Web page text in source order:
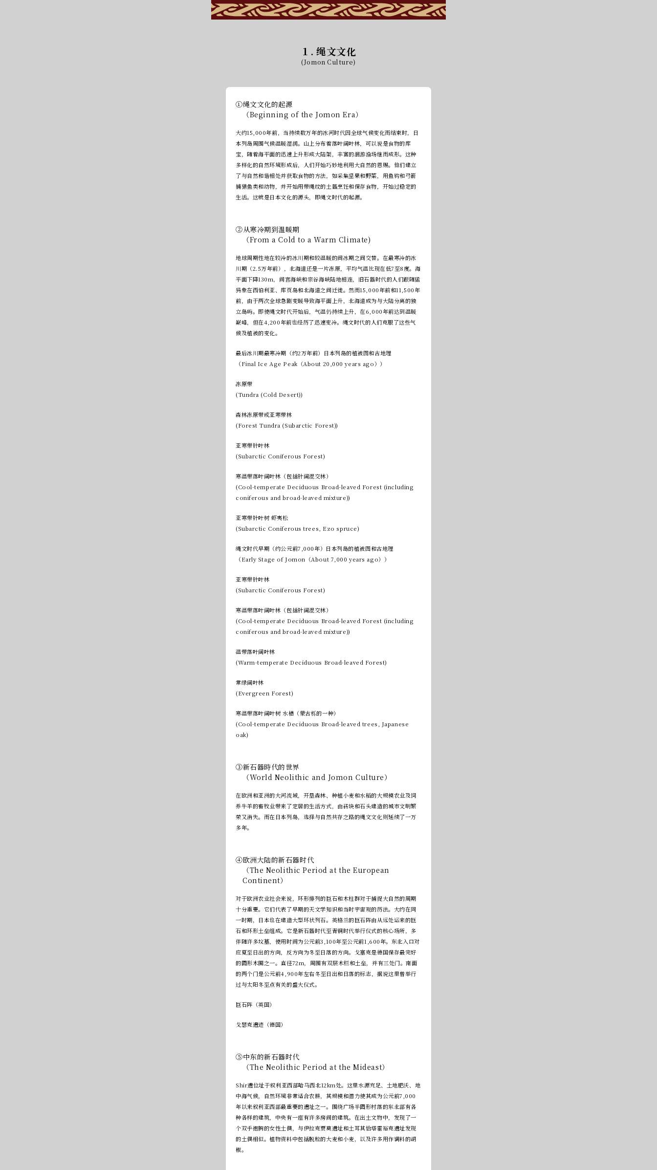
１. 绳文文化
(Jomon Culture)
①绳文文化的起源
（Beginning of the Jomon Era）
大约15,000年前，当持续数万年的冰河时代因全球气候变化而结束时，日
本列岛周围气候温暖湿润。山上分布着落叶阔叶林，可以说是食物的库
宝，随着海平面的迅速上升形成大陆架，丰富的洄游渔场继而成形。这种
多样化的自然环境形成后，人们开始巧妙地利用大自然的恩赐。他们建立
了与自然和谐相处并获取食物的方法，如采集坚果和野菜，用鱼钩和弓箭
捕猎鱼类和动物，并开始用带绳纹的土器烹饪和保存食物，开始过稳定的
生活。这就是日本文化的源头，即绳文时代的起源。
②从寒冷期到温暖期
（From a Cold to a Warm Climate)
地球周期性地在较冷的冰川期和较温暖的间冰期之间交替。在最寒冷的冰
川期（2.5万年前），北海道还是一片冻原，平均气温比现在低7至8度。海
平面下降130m，间宫海峡和宗谷海峡陆地相连，旧石器时代的人们跟随猛
犸象在西伯利亚、库页岛和北海道之间迁徙。然而15,000年前和11,500年
前，由于两次全球急剧变暖导致海平面上升，北海道成为与大陆分离的独
立岛屿。即使绳文时代开始后，气温仍持续上升，在6,000年前达到温暖
巅峰，但在4,200年前也经历了迅速变冷。绳文时代的人们克服了这些气
候及植被的变化。
最后冰川期最寒冷期（约2万年前）日本列岛的植被图和古地理
（Final Ice Age Peak（About 20,000 years ago））
冻原带
(Tundra (Cold Desert))
森林冻原带或亚寒带林
(Forest Tundra (Subarctic Forest))
亚寒带针叶林
(Subarctic Coniferous Forest)
寒温带落叶阔叶林（包括针阔混交林）
(Cool-temperate Deciduous Broad-leaved Forest (including
coniferous and broad-leaved mixture))
亚寒带针叶树 虾夷松
(Subarctic Coniferous trees, Ezo spruce)
绳文时代早期（约公元前7,000年）日本列岛的植被图和古地理
（Early Stage of Jomon（About 7,000 years ago））
亚寒带针叶林
(Subarctic Coniferous Forest)
寒温带落叶阔叶林（包括针阔混交林）
(Cool-temperate Deciduous Broad-leaved Forest (including
coniferous and broad-leaved mixture))
温带落叶阔叶林
(Warm-temperate Deciduous Broad-leaved Forest)
常绿阔叶林
(Evergreen Forest)
寒温带落叶阔叶树 水楢（蒙古栎的一种）
(Cool-temperate Deciduous Broad-leaved trees, Japanese
oak)
③新石器時代的世界
（World Neolithic and Jomon Culture）
在欧洲和亚洲的大河流域，开垦森林、种植小麦和水稻的大规模农业及饲
养牛羊的畜牧业带来了定居的生活方式，由砖块和石头建造的城市文明繁
荣又消失。而在日本列岛，选择与自然共存之路的绳文文化则延续了一万
多年。
④欧洲大陆的新石器时代
（The Neolithic Period at the European
Continent）
对于欧洲农业社会来说，环形排列的巨石和木柱群对于捕捉大自然的周期
十分重要。它们代表了早期的天文学知识和当时宇宙观的历法。大约在同
一时期，日本也在建造大型环状列石。英格兰的巨石阵由从远处运来的巨
石和环形土垒组成。它是新石器时代至青铜时代举行仪式的核心场所，多
伴随许多坟墓，使用时间为公元前3,100年至公元前1,600年。东北入口对
应夏至日出的方向，反方向为冬至日落的方向。戈塞克是德国保存最完好
的圆形木圈之一。直径72m，周围有双层木栏和土垒，并有三处门。南面
的两个门是公元前4,900年左右冬至日出和日落的标志，据说这里曾举行
过与太阳冬至点有关的盛大仪式。
巨石阵（英国）
戈瑟克遗迹（德国）
⑤中东的新石器时代
（The Neolithic Period at the Mideast）
Shir遗位址于叙利亚西部哈马西北12km处。这里水源充足、土地肥沃、地
中海气候，自然环境非常适合农耕，其规模和潜力使其成为公元前7,000
年以来叙利亚西部最重要的遗址之一。围绕广场半圆形村落的东北部有各
种各样的建筑，中央有一座有许多房间的建筑。在出土文物中，发现了一
个双手抱胸的女性土偶，与伊拉克贾莫遗址和土耳其恰塔霍裕克遗址发现
的土偶相似。植物资料中包括脱粒的大麦和小麦，以及许多用作调料的胡
椒。